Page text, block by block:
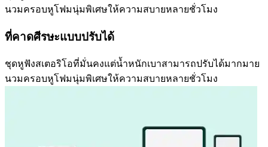
นวมครอบหูโฟมนุ่มพิเศษให้ความสบายหลายชั่วโมง
ที่คาดศีรษะแบบปรับได้
ชุดหูฟังสเตอริโอที่มั่นคงแต่น้ำหนักเบาสามารถปรับได้มากมาย
นวมครอบหูโฟมนุ่มพิเศษให้ความสบายหลายชั่วโมง